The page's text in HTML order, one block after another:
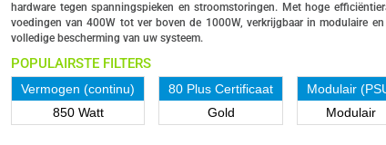
POPULAIRSTE FILTERS
Vermogen (continu)
850 Watt
80 Plus Certificaat
Gold
Modulair
Modulair
hardware tegen spanningspieken en stroomstoringen. Met hoge
voedingen van 400W tot ver boven de 1000W, verkrijgbaar in modulaire
volledige bescherming van uw systeem.